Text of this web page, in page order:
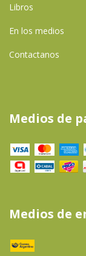
Libros
En los medios
Contactanos
Medios de
Medios de